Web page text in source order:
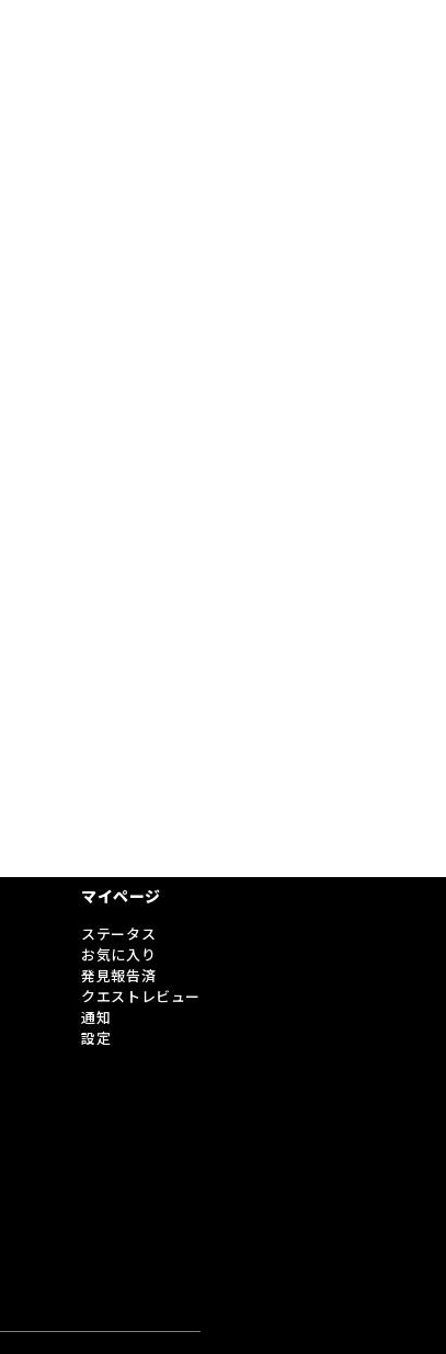
マイページ
ステータス
お気に入り
発見報告済
クエストレビュー
通知
設定